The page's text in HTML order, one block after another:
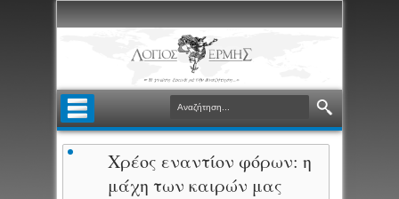
Χρέος εναντίον φόρων: η
μάχη των καιρών μας